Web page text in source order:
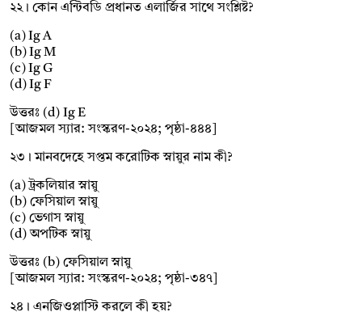
২২। কোন এন্টিবডি প্রধানত এলার্জির সাথে সংশ্লিষ্ট?
(a) Ig A
(b) Ig M
(c) Ig G
(d) Ig F
উত্তরঃ (d) Ig E
[আজমল স্যার: সংস্করণ-২০২৪; পৃষ্ঠা-৪৪৪]
২৩। মানবদেহে সপ্তম করোটিক স্নায়ুর নাম কী?
(a) ট্রকলিয়ার স্নায়ু
(b) ফেসিয়াল স্নায়ু
(c) ভেগাস স্নায়ু
(d) অপটিক স্নায়ু
উত্তরঃ (b) ফেসিয়াল স্নায়ু
[আজমল স্যার: সংস্করণ-২০২৪; পৃষ্ঠা-৩৪৭]
২৪। এনজিওপ্লাস্টি করলে কী হয়?